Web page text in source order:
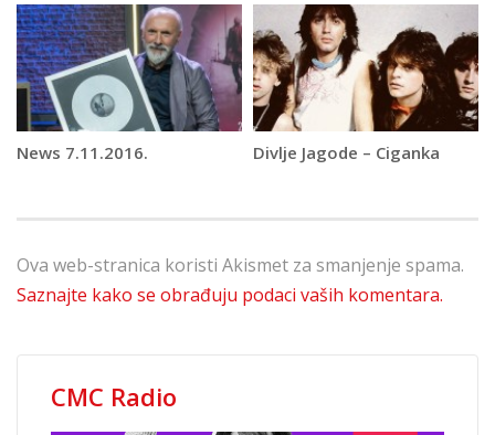
News 7.11.2016. Divlje Jagode – Ciganka
Ova web-stranica koristi Akismet za smanjenje spama.
Saznajte kako se obrađuju podaci vaših komentara.
CMC Radio